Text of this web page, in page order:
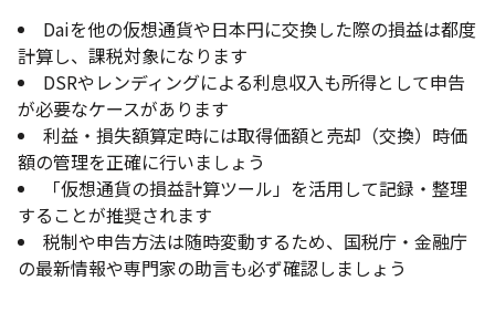
Daiを他の仮想通貨や日本円に交換した際の損益は都度
計算し、課税対象になります
DSRやレンディングによる利息収入も所得として申告
が必要なケースがあります
利益・損失額算定時には取得価額と売却（交換）時価
額の管理を正確に行いましょう
「仮想通貨の損益計算ツール」を活用して記録・整理
することが推奨されます
税制や申告方法は随時変動するため、国税庁・金融庁
の最新情報や専門家の助言も必ず確認しましょう